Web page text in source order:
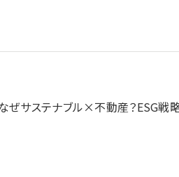
なぜサステナブル×不動産？ESG戦